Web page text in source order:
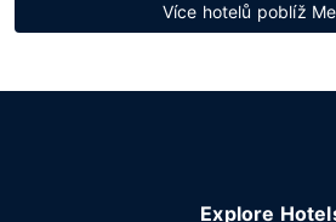
Více hotelů poblíž
Explore